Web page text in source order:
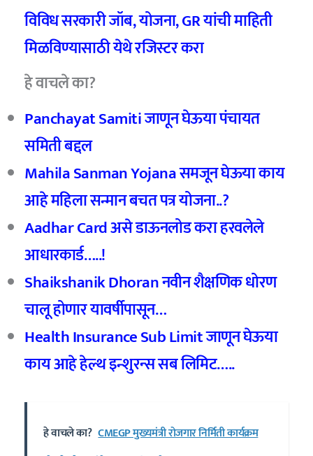
विविध सरकारी जॉब, योजना, GR यांची माहिती
मिळविण्यासाठी येथे रजिस्टर करा
हे वाचले का?
Panchayat Samiti जाणून घेऊया पंचायत
समिती बद्दल
Mahila Sanman Yojana समजून घेऊया काय
आहे महिला सन्मान बचत पत्र योजना..?
Aadhar Card असे डाऊनलोड करा हरवलेले
आधारकार्ड…..!
Shaikshanik Dhoran नवीन शैक्षणिक धोरण
चालू होणार यावर्षीपासून…
Health Insurance Sub Limit जाणून घेऊया
काय आहे हेल्थ इन्शुरन्स सब लिमिट…..
हे वाचले का? CMEGP मुख्यमंत्री रोजगार निर्मिती कार्यक्रम